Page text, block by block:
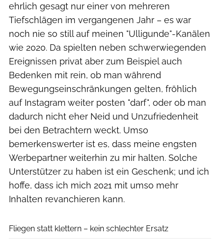
ehrlich gesagt nur einer von mehreren
Tiefschlägen im vergangenen Jahr – es war
noch nie so still auf meinen "Ulligunde"-Kanälen
wie 2020. Da spielten neben schwerwiegenden
Ereignissen privat aber zum Beispiel auch
Bedenken mit rein, ob man während
Bewegungseinschränkungen gelten, fröhlich
auf Instagram weiter posten "darf", oder ob man
dadurch nicht eher Neid und Unzufriedenheit
bei den Betrachtern weckt. Umso
bemerkenswerter ist es, dass meine engsten
Werbepartner weiterhin zu mir halten. Solche
Unterstützer zu haben ist ein Geschenk; und ich
hoffe, dass ich mich 2021 mit umso mehr
Inhalten revanchieren kann.
Fliegen statt klettern – kein schlechter Ersatz